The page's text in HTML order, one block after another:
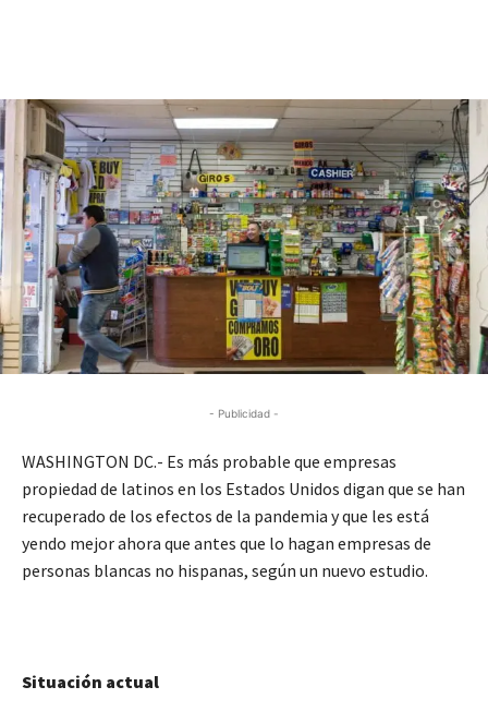
- Publicidad -
WASHINGTON DC.- Es más probable que empresas
propiedad de latinos en los Estados Unidos digan que se han
recuperado de los efectos de la pandemia y que les está
yendo mejor ahora que antes que lo hagan empresas de
personas blancas no hispanas, según un nuevo estudio.
Situación actual